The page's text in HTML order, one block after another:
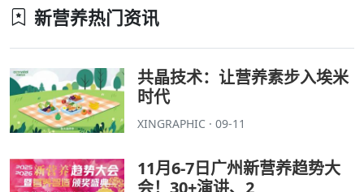
新营养热门资讯
共晶技术：让营养素步入埃米
时代
XINGRAPHIC · 09-11
11月6-7日广州新营养趋势大
会！30+演讲、2